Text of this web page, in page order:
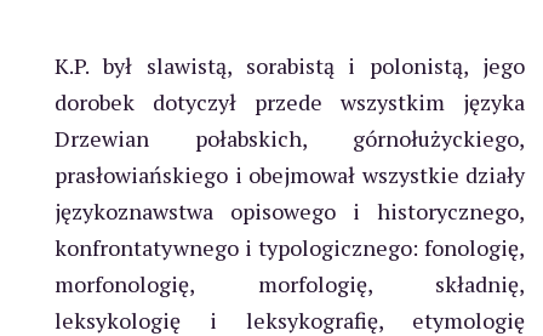
K.P. był slawistą, sorabistą i polonistą, jego
dorobek dotyczył przede wszystkim języka
Drzewian połabskich, górnołużyckiego,
prasłowiańskiego i obejmował wszystkie działy
językoznawstwa opisowego i historycznego,
konfrontatywnego i typologicznego: fonologię,
morfonologię, morfologię, składnię,
leksykologię i leksykografię, etymologię